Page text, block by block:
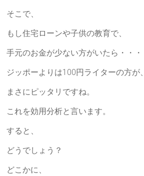
そこで、
もし住宅ローンや子供の教育で、
手元のお金が少ない方がいたら・・・
ジッポーよりは100円ライターの方が、
まさにピッタリですね。
これを効用分析と言います。
すると、
どうでしょう？
どこかに、